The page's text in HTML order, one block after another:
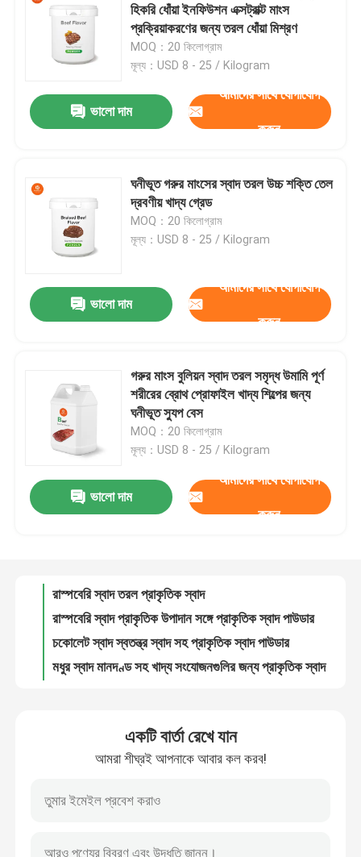
ভিডিও
কারখানা ভ্রমণ
মান নিয়ন্ত্রণ
স্বাদযুক্ত স্বাদ
পানীয়ের স্বাদ
হিকরি ধোঁয়া ইনফিউশন এক্সট্রাক্ট মাংস
প্রক্রিয়াকরণের জন্য তরল ধোঁয়া মিশ্রণ
MOQ：20 কিলোগ্রাম
মূল্য：USD 8 - 25 / Kilogram
ভালো দাম
আমাদের সাথে যোগাযোগ
করুন
ঘনীভূত গরুর মাংসের স্বাদ তরল উচ্চ শক্তি তেল
দ্রবণীয় খাদ্য গ্রেড
MOQ：20 কিলোগ্রাম
মূল্য：USD 8 - 25 / Kilogram
ভালো দাম
আমাদের সাথে যোগাযোগ
করুন
গরুর মাংস বুলিয়ন স্বাদ তরল সমৃদ্ধ উমামি পূর্ণ
শরীরের ব্রোথ প্রোফাইল খাদ্য শিল্পের জন্য
ঘনীভূত স্যুপ বেস
MOQ：20 কিলোগ্রাম
মূল্য：USD 8 - 25 / Kilogram
ভালো দাম
আমাদের সাথে যোগাযোগ
করুন
খাদ্য ও ওষুধের জন্য সেরা প্রাকৃতিক স্বাদ
মধুর স্বাদ মানদণ্ড সহ খাদ্য সংযোজনগুলির জন্য প্রাকৃতিক স্বাদ
কমলা স্বাদ ঠান্ডা এলাকায় তরল প্রাকৃতিক স্বাদ
মধুর জন্য প্রাকৃতিক স্বাদ মধুর মতো স্বাদযুক্ত খাদ্য সংযোজন
আনারস স্বাদ পাউডার প্রাকৃতিক স্বাদ
আপনার খাদ্য পণ্যগুলিতে স্বাদযুক্ত স্বাদের সমৃদ্ধি অনুভব করুন
একটি বার্তা রেখে যান
আমরা শীঘ্রই আপনাকে আবার কল করব!